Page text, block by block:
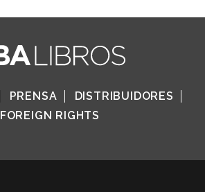
PRENSA
DISTRIBUIDORES
FOREIGN RIGHTS